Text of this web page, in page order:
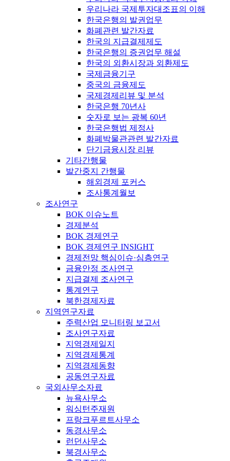
우리나라 국제투자대조표의 이해
한국은행의 발권업무
화폐관련 발간자료
한국의 지급결제제도
한국은행의 증권업무 해설
한국의 외환시장과 외환제도
국제금융기구
중국의 금융제도
국제경제리뷰 및 분석
한국은행 70년사
숫자로 보는 광복 60년
한국은행법 제정사
화폐박물관관련 발간자료
단기금융시장 리뷰
기타간행물
발간중지 간행물
해외경제 포커스
조사통계월보
조사연구
BOK 이슈노트
경제분석
BOK 경제연구
BOK 경제연구 INSIGHT
경제전망 핵심이슈·심층연구
금융안정 조사연구
지급결제 조사연구
통계연구
북한경제자료
지역연구자료
주력산업 모니터링 보고서
조사연구자료
지역경제일지
지역경제통계
지역경제동향
공동연구자료
국외사무소자료
뉴욕사무소
워싱턴주재원
프랑크푸르트사무소
동경사무소
런던사무소
북경사무소